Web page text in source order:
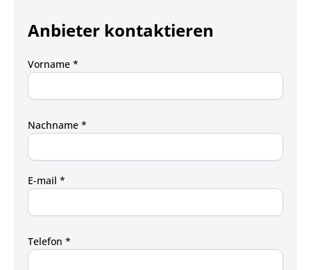
Anbieter kontaktieren
Vorname *
Nachname *
E-mail *
Telefon *